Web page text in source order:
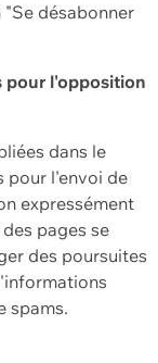
"Se désabonner
pour l'opposition
dans le
pour l'envoi de
expressément
pages se
des poursuites
spams.